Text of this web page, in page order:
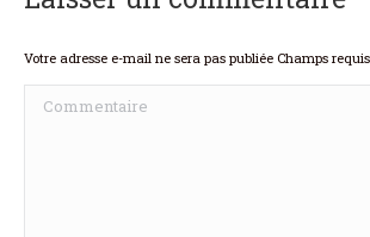
Votre adresse e-mail ne sera pas publiée Champs
Commentaire